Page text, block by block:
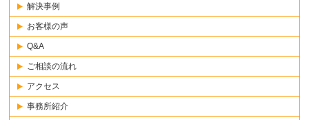
解決事例
お客様の声
Q&A
ご相談の流れ
アクセス
事務所紹介